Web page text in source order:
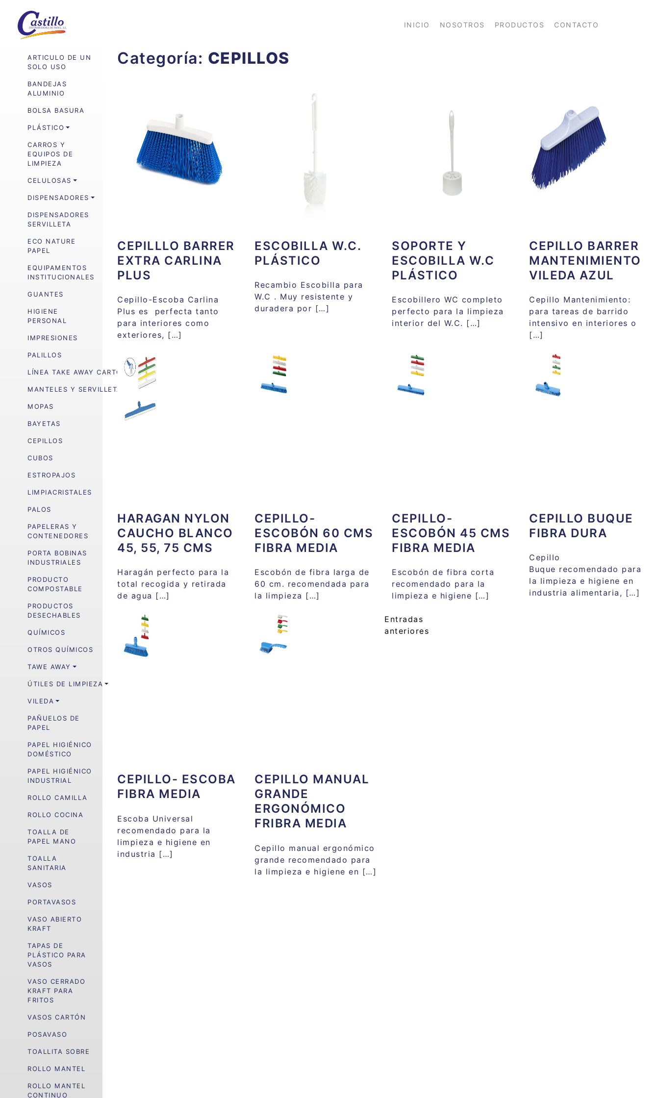
INICIO NOSOTROS PRODUCTOS CONTACTO
ARTICULO DE UN
SOLO USO
BANDEJAS
ALUMINIO
BOLSA BASURA
PLÁSTICO
CARROS Y
EQUIPOS DE
LIMPIEZA
CELULOSAS
DISPENSADORES
DISPENSADORES
SERVILLETA
ECO NATURE
PAPEL
EQUIPAMENTOS
INSTITUCIONALES
GUANTES
HIGIENE
PERSONAL
IMPRESIONES
PALILLOS
LÍNEA TAKE AWAY CARTÓN
MANTELES Y SERVILLETAS
MOPAS
BAYETAS
CEPILLOS
CUBOS
ESTROPAJOS
LIMPIACRISTALES
PALOS
PAPELERAS Y
CONTENEDORES
PORTA BOBINAS
INDUSTRIALES
PRODUCTO
COMPOSTABLE
PRODUCTOS
DESECHABLES
QUÍMICOS
OTROS QUÍMICOS
TAWE AWAY
ÚTILES DE LIMPIEZA
VILEDA
PAÑUELOS DE
PAPEL
PAPEL HIGIÉNICO
DOMÉSTICO
PAPEL HIGIÉNICO
INDUSTRIAL
ROLLO CAMILLA
ROLLO COCINA
TOALLA DE
PAPEL MANO
TOALLA
SANITARIA
VASOS
PORTAVASOS
VASO ABIERTO
KRAFT
TAPAS DE
PLÁSTICO PARA
VASOS
VASO CERRADO
KRAFT PARA
FRITOS
VASOS CARTÓN
POSAVASO
TOALLITA SOBRE
ROLLO MANTEL
ROLLO MANTEL
CONTINUO
Categoría: CEPILLOS
CEPILLLO BARRER
EXTRA CARLINA
PLUS
Cepillo-Escoba Carlina
Plus es perfecta tanto
para interiores como
exteriores, […]
ESCOBILLA W.C.
PLÁSTICO
Recambio Escobilla para
W.C . Muy resistente y
duradera por […]
SOPORTE Y
ESCOBILLA W.C
PLÁSTICO
Escobillero WC completo
perfecto para la limpieza
interior del W.C. […]
CEPILLO BARRER
MANTENIMIENTO
VILEDA AZUL
Cepillo Mantenimiento:
para tareas de barrido
intensivo en interiores o
[…]
HARAGAN NYLON
CAUCHO BLANCO
45, 55, 75 CMS
Haragán perfecto para la
total recogida y retirada
de agua […]
CEPILLO-
ESCOBÓN 60 CMS
FIBRA MEDIA
Escobón de fibra larga de
60 cm. recomendada para
la limpieza […]
CEPILLO-
ESCOBÓN 45 CMS
FIBRA MEDIA
Escobón de fibra corta
recomendado para la
limpieza e higiene […]
CEPILLO BUQUE
FIBRA DURA
Cepillo
Buque recomendado para
la limpieza e higiene en
industria alimentaria, […]
CEPILLO- ESCOBA
FIBRA MEDIA
Escoba Universal
recomendado para la
limpieza e higiene en
industria […]
CEPILLO MANUAL
GRANDE
ERGONÓMICO
FRIBRA MEDIA
Cepillo manual ergonómico
grande recomendado para
la limpieza e higiene en […]
Navegación
Entradas
anteriores